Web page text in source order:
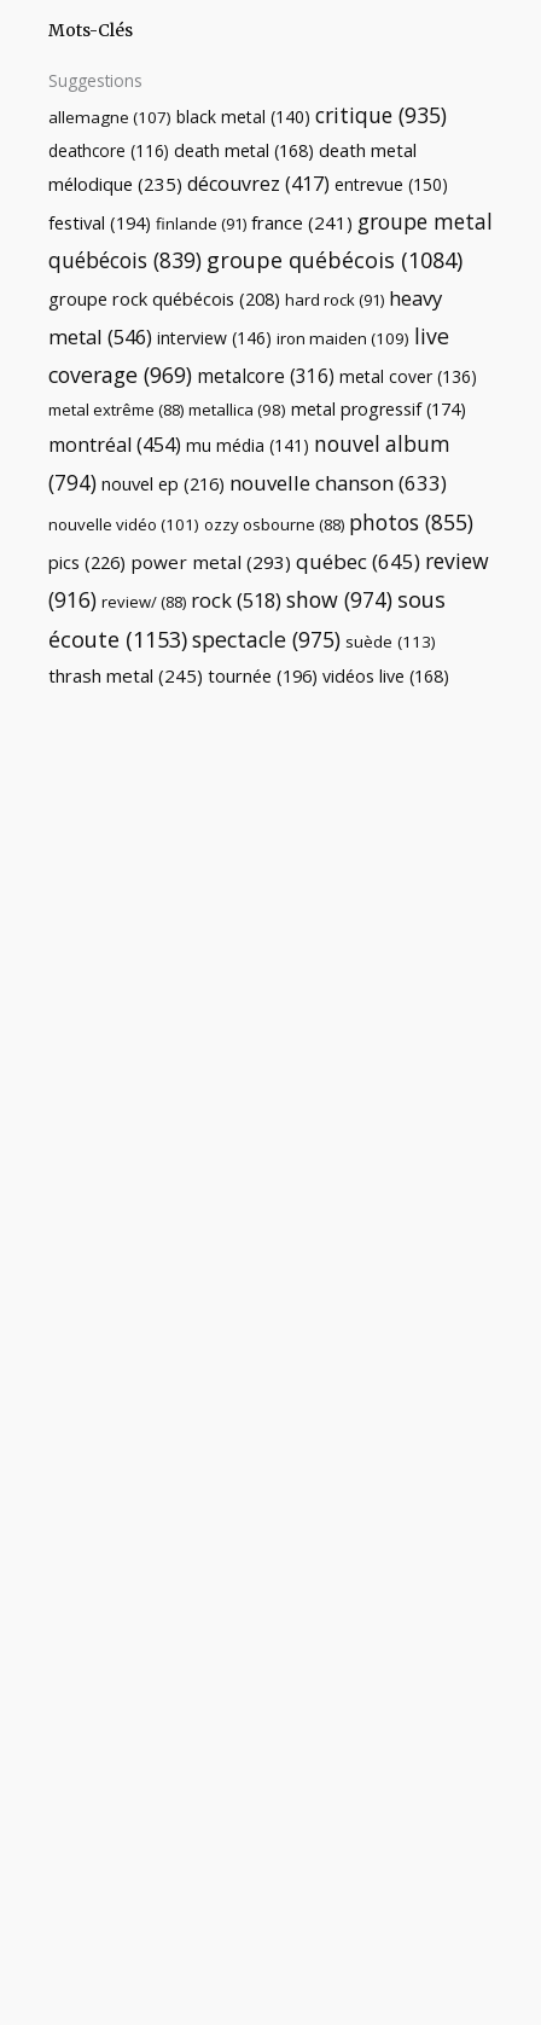
Mots-Clés
Suggestions
allemagne (107) black metal (140) critique (935)
deathcore (116) death metal (168) death metal
mélodique (235) découvrez (417) entrevue (150)
festival (194) finlande (91) france (241) groupe metal
québécois (839) groupe québécois (1084)
groupe rock québécois (208) hard rock (91) heavy
metal (546) interview (146) iron maiden (109) live
coverage (969) metalcore (316) metal cover (136)
metal extrême (88) metallica (98) metal progressif(174)
montréal (454) mu média (141) nouvel album
(794) nouvel ep (216) nouvelle chanson(633)
nouvelle vidéo (101) ozzy osbourne (88) photos (855)
pics (226) power metal (293) québec(645) review
(916) review/(88) rock(518) show (974) sous
écoute (1153)spectacle (975) suède (113)
thrash metal (245) tournée (196) vidéos live (168)